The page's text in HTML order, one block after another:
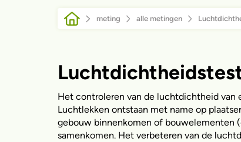
Kruimelpad
meting alle metingen
Het controleren van de luchtdichtheid van
Luchtlekken ontstaan met name op
gebouw binnenkomen of bouwelementen
samenkomen. Het verbeteren van de